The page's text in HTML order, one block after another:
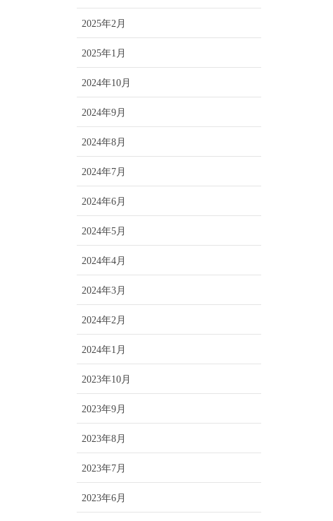
2025年2月
2025年1月
2024年10月
2024年9月
2024年8月
2024年7月
2024年6月
2024年5月
2024年4月
2024年3月
2024年2月
2024年1月
2023年10月
2023年9月
2023年8月
2023年7月
2023年6月